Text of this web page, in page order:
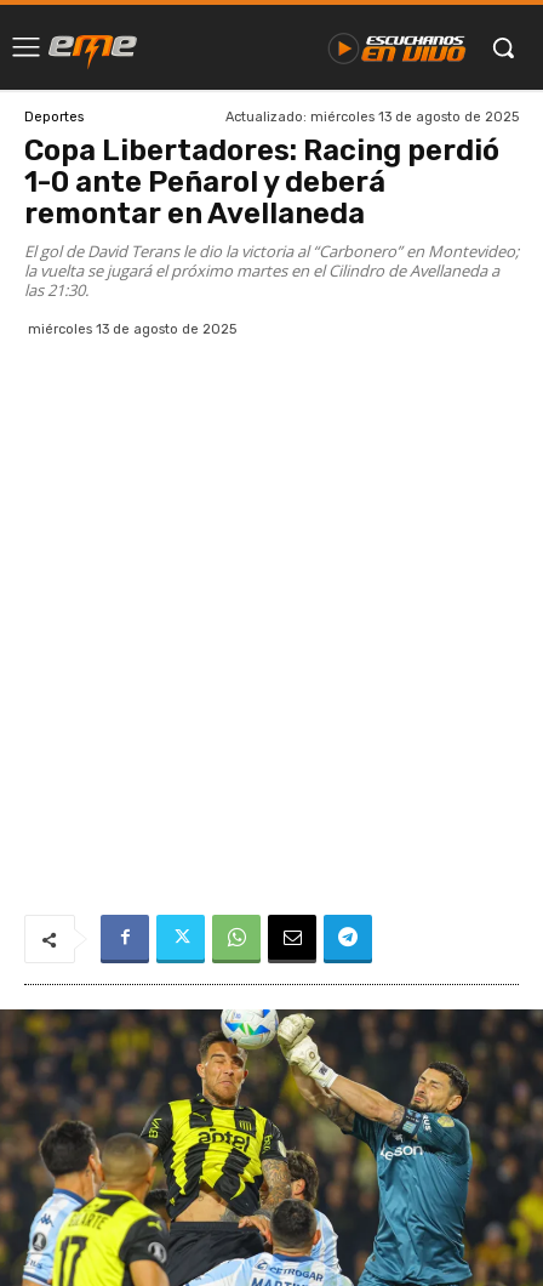
Deportes Actualizado: miércoles 13 de agosto de 2025
Copa Libertadores: Racing perdió
1-0 ante Peñarol y deberá
remontar en Avellaneda
El gol de David Terans le dio la victoria al “Carbonero” en Montevideo;
la vuelta se jugará el próximo martes en el Cilindro de Avellaneda a
las 21:30.
miércoles 13 de agosto de 2025